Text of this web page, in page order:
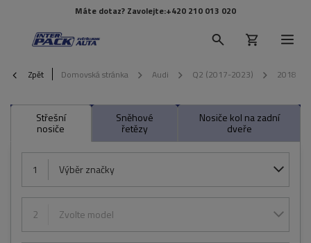
Máte dotaz? Zavolejte:+420 210 013 020
Zpět Domovská stránka Audi Q2 (2017-2023) 2018
Střešní
nosiče
Sněhové
řetězy
Nosiče kol na zadní
dveře
1 Výběr značky
2 Zvolte model